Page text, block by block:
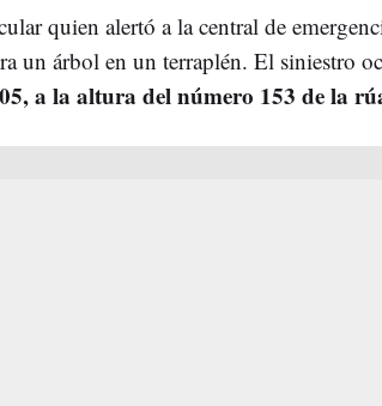
quien alertó a la central de
un árbol en un terraplén. El siniestro
a la altura del número 153 de la